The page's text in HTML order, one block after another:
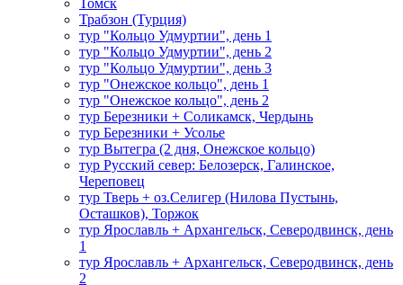
Томск
Трабзон (Турция)
тур "Кольцо Удмуртии", день 1
тур "Кольцо Удмуртии", день 2
тур "Кольцо Удмуртии", день 3
тур "Онежское кольцо", день 1
тур "Онежское кольцо", день 2
тур Березники + Соликамск, Чердынь
тур Березники + Усолье
тур Вытегра (2 дня, Онежское кольцо)
тур Русский север: Белозерск, Галинское,
Череповец
тур Тверь + оз.Селигер (Нилова Пустынь,
Осташков), Торжок
тур Ярославль + Архангельск, Северодвинск, день
1
тур Ярославль + Архангельск, Северодвинск, день
2